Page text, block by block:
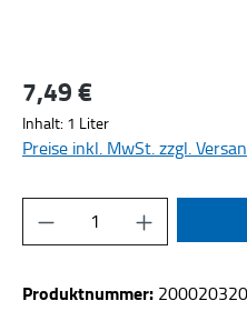
Regulärer Preis:
7,49 €
Inhalt: 1 Liter
Preise inkl. MwSt. zzgl.
Produkt Anzahl:
Produktnummer: